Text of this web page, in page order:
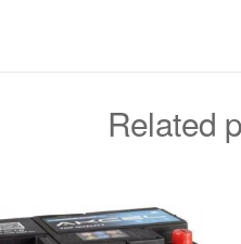
Related